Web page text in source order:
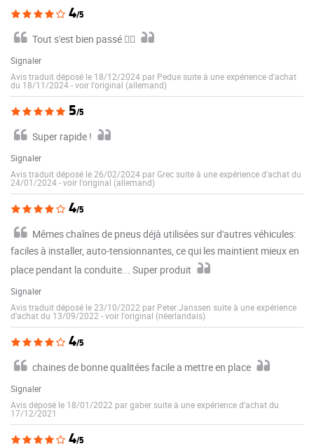
4/5
Tout s'est bien passé 👍🏼
Signaler
Avis traduit déposé le 18/12/2024 par Pedue suite à une expérience d'achat
du 18/11/2024-voir l'original (allemand)
5/5
Super rapide !
Signaler
Avis traduit déposé le 26/02/2024 par Grec suite à une expérience d'achat du
24/01/2024-voir l'original (allemand)
4/5
Mêmes chaînes de pneus déjà utilisées sur d'autres véhicules:
faciles à installer, auto-tensionnantes, ce qui les maintient mieux en
place pendant la conduite... Super produit
Signaler
Avis traduit déposé le 23/10/2022 par Peter Janssen suite à une expérience
d'achat du 13/09/2022 -voir l'original (néerlandais)
4/5
chaines de bonne qualitées facile a mettre en place
Signaler
Avis déposé le 18/01/2022 par gaber suite à une expérience d'achat du
17/12/2021
4/5